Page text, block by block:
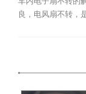
良，电风扇不转，